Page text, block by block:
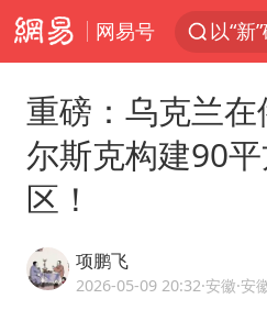
网易号
Meta
重磅：乌克兰
尔斯克构建90
区！
项鹏飞
2026-05-09 20:32·安徽